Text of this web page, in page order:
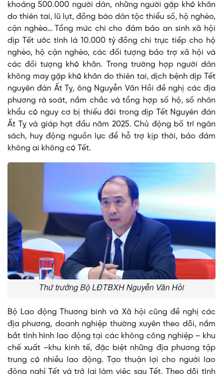
khoảng 500.000 người dân, những người gặp khó khăn
do thiên tai, lũ lụt, đồng bào dân tộc thiểu số, hộ nghèo,
cận nghèo… Tổng mức chi cho đảm bảo an sinh xã hội
dịp Tết ước tính là 10.000 tỷ đồng chi trực tiếp cho hộ
nghèo, hộ cận nghèo, các đối tượng bảo trợ xã hội và
các đối tượng khó khăn. Trong trường hợp người dân
không may gặp khó khăn do thiên tai, dịch bệnh dịp Tết
nguyên đán Ất Tỵ, ông Nguyễn Văn Hồi đề nghị các địa
phương rà soát, nắm chắc và tổng hợp số hộ, số nhân
khẩu có nguy cơ bị thiếu đói trong dịp Tết Nguyên đán
Ất Tỵ và giáp hạt đầu năm 2025. Chủ động bố trí ngân
sách, huy động nguồn lực để hỗ trợ kịp thời, bảo đảm
không ai không có Tết.
Thứ trưởng Bộ LĐTBXH Nguyễn Văn Hồi
Bộ Lao động Thương binh và Xã hội cũng đề nghị các
địa phương, doanh nghiệp thường xuyên theo dõi, nắm
bắt tình hình lao động tại các không công nghiệp – khu
chế xuất –khu kinh tế, đặc biệt những địa phương tập
trung có nhiều lao động. Tạo thuận lợi cho người lao
động nghỉ Tết và trở lại làm việc sau Tết. Theo dõi tình